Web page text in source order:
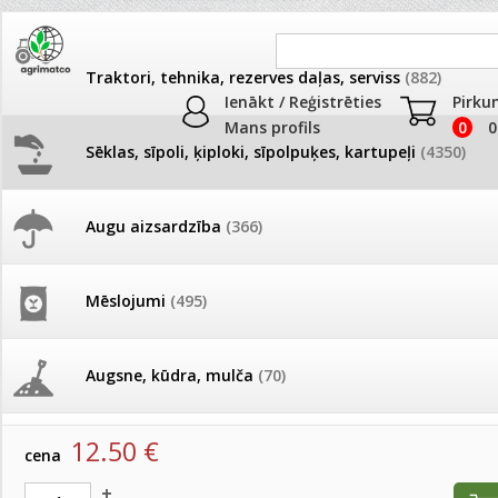
Ienākt / Reģistrēties
Mans profils
0
Traktori, tehnika, rezerves daļas, serviss (882)
Sēklas, sīpoli, ķiploki, sīpolpuķes, kartupeļi (4350)
Augu aizsardzība (366)
Mēslojumi (495)
Augsne, kūdra, mulča (70)
Podi un kasetes
JAUNUMI
Pašlasīšanas vietu katalogs
26.05. Vebinārs - Kā ierobežot
gliemežus piemājas dārzā un
Darba laiks Līgo svētkos
Ūdens piemērotības noteikšana
AKCIJAS
frēze + mulčieris +
AKCIJAS komplekts -
Leduspuķes
Produkti »Sēklas, sīpoli, ķiploki, sīpolpuķes, kartupeļi
Leduspuķes
Leduspuķes Nightlife White 1000 p.
artikuls:
cena 12.50 €